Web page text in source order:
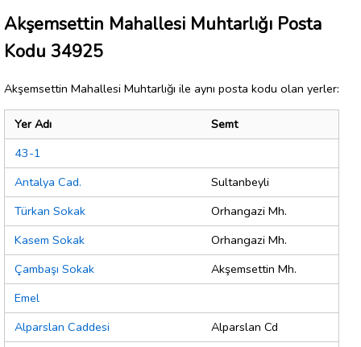
Akşemsettin Mahallesi Muhtarlığı Posta
Kodu 34925
Akşemsettin Mahallesi Muhtarlığı ile aynı posta kodu olan yerler:
Yer Adı
Semt
43-1
Antalya Cad.
Sultanbeyli
Türkan Sokak
Orhangazi Mh.
Kasem Sokak
Orhangazi Mh.
Çambaşı Sokak
Akşemsettin Mh.
Emel
Alparslan Caddesi
Alparslan Cd